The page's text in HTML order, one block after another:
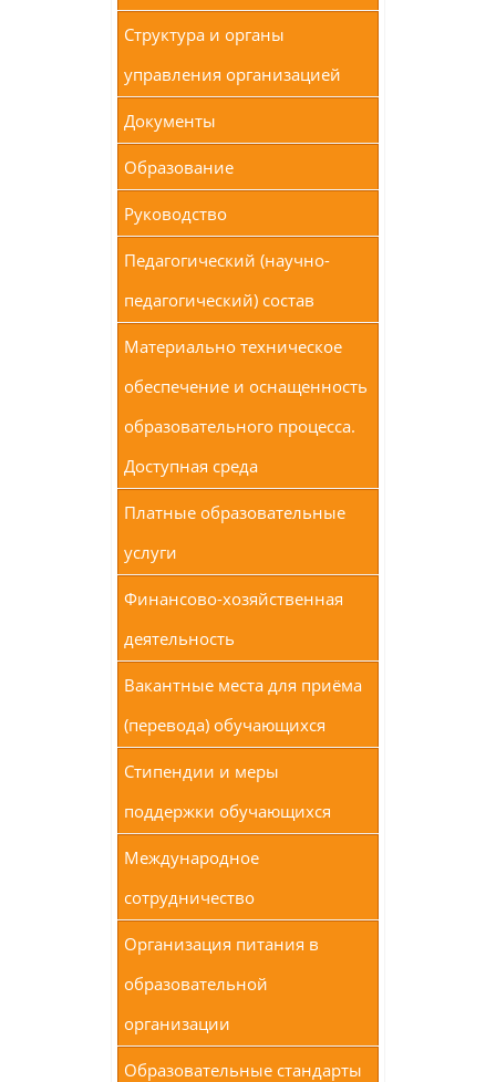
Структура и органы
управления организацией
Документы
Образование
Руководство
Педагогический (научно-
педагогический) состав
Материально техническое
обеспечение и оснащенность
образовательного процесса.
Доступная среда
Платные образовательные
услуги
Финансово-хозяйственная
деятельность
Вакантные места для приёма
(перевода) обучающихся
Стипендии и меры
поддержки обучающихся
Международное
сотрудничество
Организация питания в
образовательной
организации
Образовательные стандарты